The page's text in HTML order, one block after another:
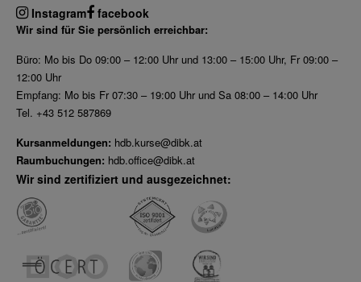
Instagram facebook
Wir sind für Sie persönlich erreichbar:
Büro: Mo bis Do 09:00 – 12:00 Uhr und 13:00 – 15:00 Uhr, Fr 09:00 –
12:00 Uhr
Empfang: Mo bis Fr 07:30 – 19:00 Uhr und Sa 08:00 – 14:00 Uhr
Tel. +43 512 587869
Kursanmeldungen: hdb.kurse@dibk.at
Raumbuchungen: hdb.office@dibk.at
Wir sind zertifiziert und ausgezeichnet: